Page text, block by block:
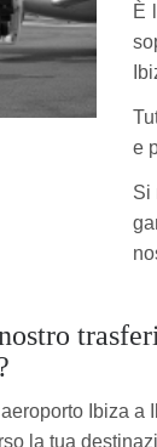
È
e
Si
Ibiza
la tua